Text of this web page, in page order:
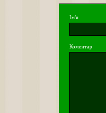
Ім'я
Коментар